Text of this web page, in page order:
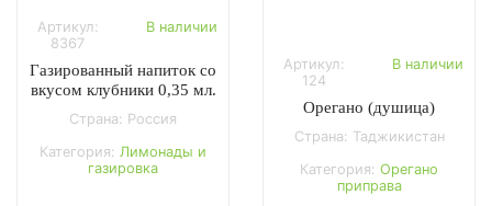
Артикул:
8367
В наличии
Газированный напиток со
вкусом клубники 0,35 мл.
Страна: Россия
Категория: Лимонады и
газировка
Артикул:
124
В наличии
Орегано (душица)
Страна: Таджикистан
Категория: Орегано
приправа